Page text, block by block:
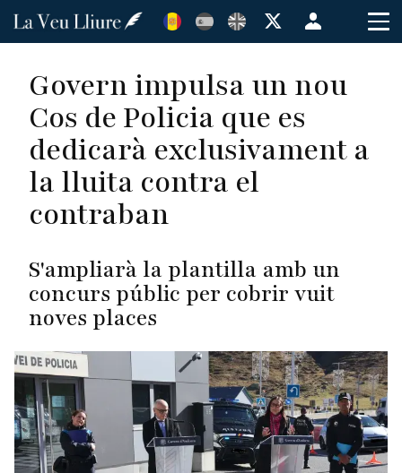
Vés
Menú
de
de
usuario
Govern impulsa un nou
Cos de Policia que es
dedicarà exclusivament a
la lluita contra el
contraban
S'ampliarà la plantilla amb un
concurs públic per cobrir vuit
noves places